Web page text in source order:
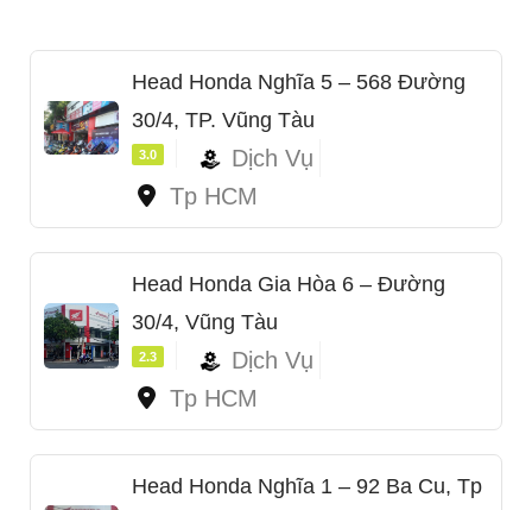
Head Honda Nghĩa 5 – 568 Đường
30/4, TP. Vũng Tàu
3.0
Dịch Vụ
Tp HCM
Head Honda Gia Hòa 6 – Đường
30/4, Vũng Tàu
2.3
Dịch Vụ
Tp HCM
Head Honda Nghĩa 1 – 92 Ba Cu, Tp